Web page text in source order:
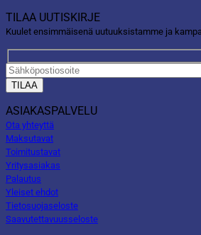
TILAA UUTISKIRJE
Kuulet ensimmäisenä uutuuksistamme ja
ASIAKASPALVELU
Ota yhteyttä
Maksutavat
Toimitustavat
Yritysasiakas
Palautus
Yleiset ehdot
Tietosuojaseloste
Saavutettavuusseloste